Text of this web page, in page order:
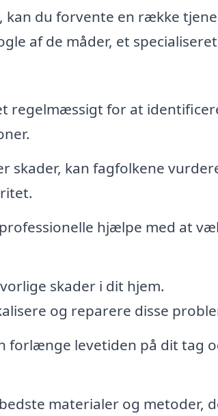
du forvente en række
af de måder, et specialiseret
regelmæssigt for at
skader, kan fagfolkene
hjælpe med at
skader i dit hjem.
og reparere disse
forlænge levetiden på dit tag
materialer og metoder,